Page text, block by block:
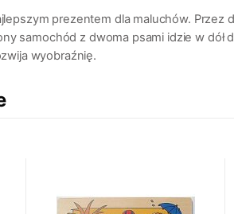
prezentem dla maluchów. Przez
samochód z dwoma psami idzie w
wyobraźnię.